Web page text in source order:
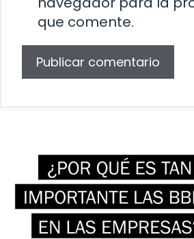
que comente.